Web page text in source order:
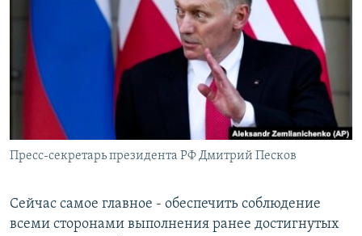
Հայերեն
English
Русский
Все сайты Радио Азатутюн
Пресс-секретарь президента РФ Дмитрий Песков
Сейчас самое главное - обеспечить соблюдение
всеми сторонами выполнения ранее достигнутых